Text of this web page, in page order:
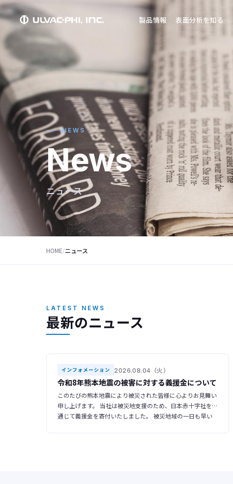
製品情報 表面分析を知る
NEWS
News
ニュース
HOME/ニュース
LATEST NEWS
最新のニュース
インフォメーション 2026.08.04（火）
令和8年熊本地震の被害に対する義援金について
このたびの熊本地震により被災された皆様に心よりお見舞い
申し上げます。 当社は被災地支援のため、日本赤十字社を
通じて義援金を寄付いたしました。 被災地域の一日も早い